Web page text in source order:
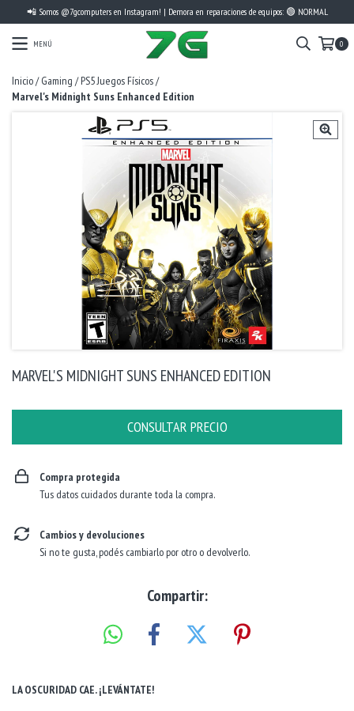
📲 Somos @7gcomputers en Instagram! | Demora en reparaciones de equipos: 🟢 NORMAL
MENÚ 0
Inicio/ Gaming / PS5 Juegos Físicos/
Marvel's Midnight Suns Enhanced Edition
MARVEL'S MIDNIGHT SUNS ENHANCED EDITION
Compra protegida
Tus datos cuidados durante toda la compra.
Cambios y devoluciones
Si no te gusta, podés cambiarlo por otro o devolverlo.
Compartir:
LA OSCURIDAD CAE. ¡LEVÁNTATE!